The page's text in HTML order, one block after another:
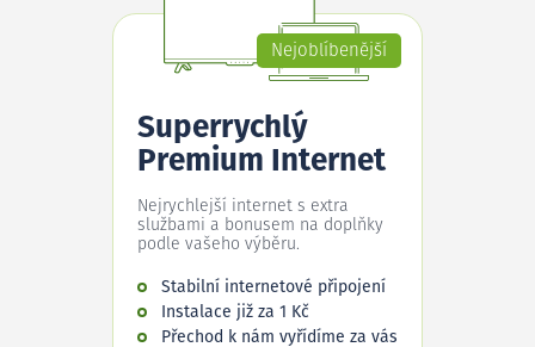
Nejoblíbenější
Superrychlý
Premium Internet
Nejrychlejší internet s extra
službami a bonusem na doplňky
podle vašeho výběru.
Stabilní internetové připojení
Instalace již za 1 Kč
Přechod k nám vyřídíme za vás